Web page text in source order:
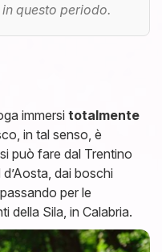
questo periodo.
immersi totalmente
in tal senso, è
può fare dal Trentino
d’Aosta, dai boschi
per le
della Sila, in Calabria.